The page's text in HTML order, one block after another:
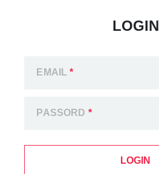
LOGIN
EMAIL*
PASSORD *
LOGIN